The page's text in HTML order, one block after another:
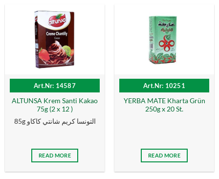
Art.Nr: 14587
ALTUNSA Krem Santi Kakao
75g (2 x 12 )
85g التونسا كریم شانتي كاكاو
READ MORE
Art.Nr: 10251
YERBA MATE Kharta Grün
250g x 20 St.
READ MORE